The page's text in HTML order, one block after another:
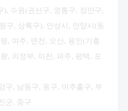
), 수원(권선구, 영통구, 장안구,
구, 상록구), 안성시, 안양시(동
, 여주, 연천, 오산, 용인(기흥
, 의정부, 이천, 파주, 평택, 포
구, 남동구, 동구, 미추홀구, 부
군, 중구